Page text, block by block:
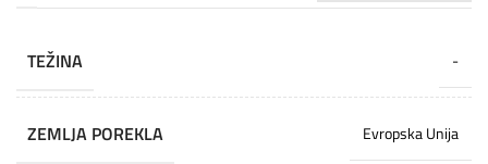
TEŽINA -
ZEMLJA POREKLA Evropska Unija